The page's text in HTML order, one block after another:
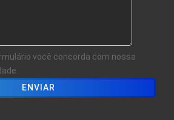
você concorda com nossa